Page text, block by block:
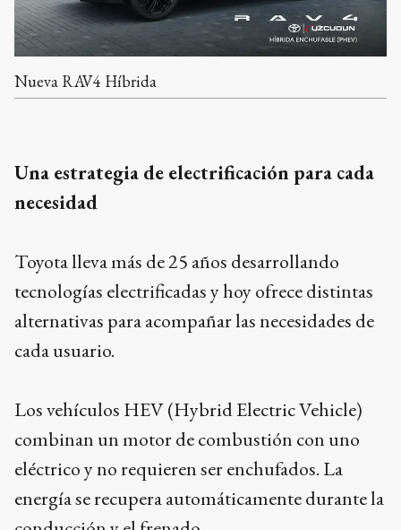
Nueva RAV4 Híbrida
Una estrategia de electrificación para cada
necesidad
Toyota lleva más de 25 años desarrollando
tecnologías electrificadas y hoy ofrece distintas
alternativas para acompañar las necesidades de
cada usuario.
Los vehículos HEV (Hybrid Electric Vehicle)
combinan un motor de combustión con uno
eléctrico y no requieren ser enchufados. La
energía se recupera automáticamente durante la